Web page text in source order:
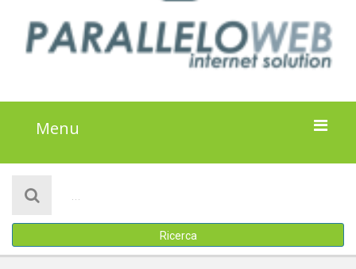
Menu
ATTIVITÀ
Ricerca